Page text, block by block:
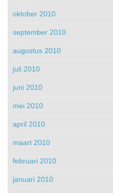
oktober 2010
september 2010
augustus 2010
juli 2010
juni 2010
mei 2010
april 2010
maart 2010
februari 2010
januari 2010